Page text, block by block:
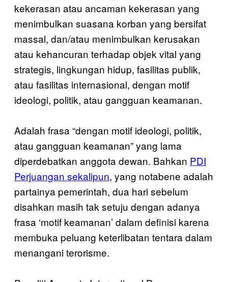
kekerasan atau ancaman kekerasan yang
menimbulkan suasana korban yang bersifat
massal, dan/atau menimbulkan kerusakan
atau kehancuran terhadap objek vital yang
strategis, lingkungan hidup, fasilitas publik,
atau fasilitas internasional, dengan motif
ideologi, politik, atau gangguan keamanan.
Adalah frasa “dengan motif ideologi, politik,
atau gangguan keamanan” yang lama
diperdebatkan anggota dewan. Bahkan PDI
Perjuangan sekalipun, yang notabene adalah
partainya pemerintah, dua hari sebelum
disahkan masih tak setuju dengan adanya
frasa ‘motif keamanan’ dalam definisi karena
membuka peluang keterlibatan tentara dalam
menangani terorisme.